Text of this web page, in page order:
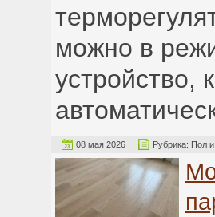
можно в
устройство,
08 мая 2026 Рубрика: Пол и